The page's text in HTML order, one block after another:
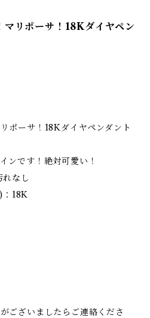
マリポーサ！18Kダイヤペン
ポーサ！18Kダイヤペンダント
ンです！絶対可愛い！
れなし
18K
ございましたらご連絡くださ